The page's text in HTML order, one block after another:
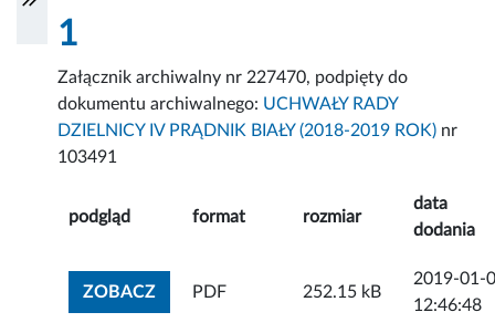
1
Załącznik archiwalny nr 227470, podpięty do
dokumentu archiwalnego: UCHWAŁY RADY
DZIELNICY IV PRĄDNIK BIAŁY (2018-2019 ROK) nr
103491
podgląd format rozmiar
data
dodania
ZOBACZZOBACZ ZAŁĄCZNIK
PDF 252.15 kB
2019-01-
12:46:48